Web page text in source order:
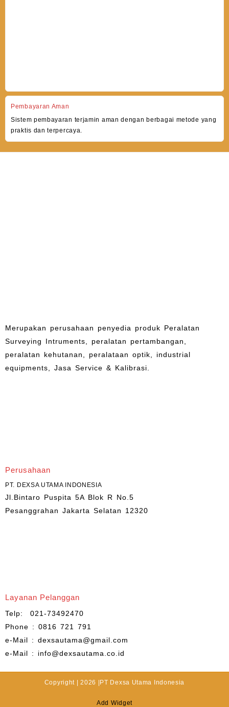
Pembayaran Aman
Sistem pembayaran terjamin aman dengan berbagai metode yang
praktis dan terpercaya.
Merupakan perusahaan penyedia produk Peralatan
Surveying Intruments, peralatan pertambangan,
peralatan kehutanan, peralataan optik, industrial
equipments, Jasa Service & Kalibrasi.
Perusahaan
PT. DEXSA UTAMA INDONESIA
Jl.Bintaro Puspita 5A Blok R No.5
Pesanggrahan Jakarta Selatan 12320
Layanan Pelanggan
Telp: 021-73492470
Phone : 0816 721 791
e-Mail : dexsautama@gmail.com
e-Mail : info@dexsautama.co.id
Copyright | 2026 |PT Dexsa Utama Indonesia
Add Widget